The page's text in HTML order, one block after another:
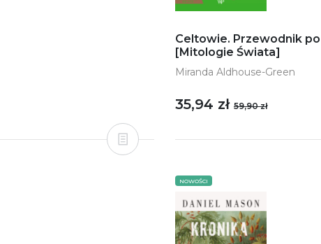
Celtowie. Przewodnik
[Mitologie Świata]
Miranda Aldhouse-Green
35,94 zł 59,90 zł
NOWOŚCI